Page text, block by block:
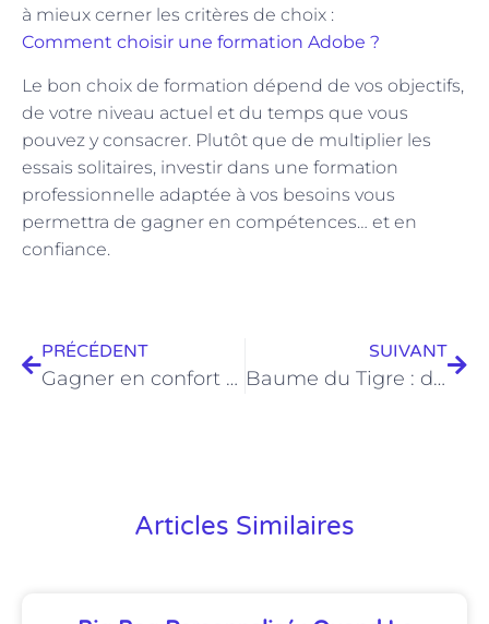
à mieux cerner les critères de choix :
Comment choisir une formation Adobe ?
Le bon choix de formation dépend de vos objectifs,
de votre niveau actuel et du temps que vous
pouvez y consacrer. Plutôt que de multiplier les
essais solitaires, investir dans une formation
professionnelle adaptée à vos besoins vous
permettra de gagner en compétences… et en
confiance.
PRÉCÉDENT
Gagner en confort au quotidien : Ces vêtements et accessoires qui changent la vie
SUIVANT
Baume du Tigre : découvrez ses secrets et ses ingrédients puissants
Articles Similaires